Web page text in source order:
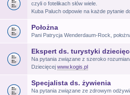
czyli o fotelikach słów wiele.
Kuba Paluch odpowie na każde pytanie
Położna
Pani Patrycja Wenderdaum-Rock,
Ekspert ds. turystyki
Na pytania związane z szeroko
Dziecięcej www.kogis.pl
Specjalista ds. żywienia
Na pytania związane ze zdrowym